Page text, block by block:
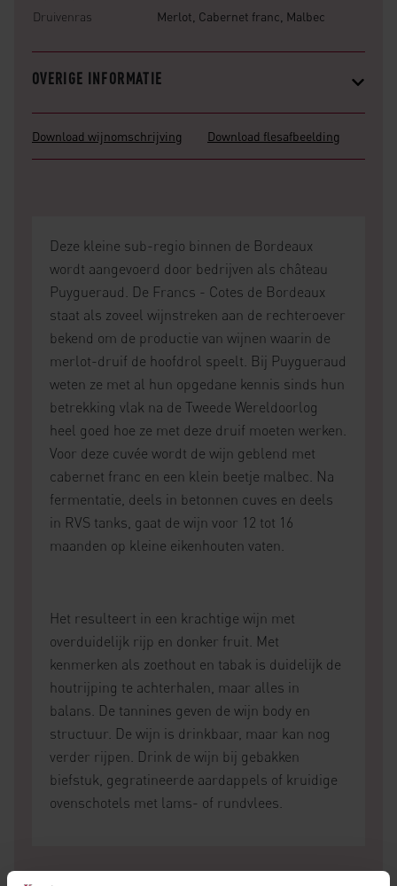
Druivenras
Merlot, Cabernet franc, Malbec
OVERIGE INFORMATIE
Download wijnomschrijving Download flesafbeelding
Deze kleine sub-regio binnen de Bordeaux
wordt aangevoerd door bedrijven als château
Puygueraud. De Francs - Cotes de Bordeaux
staat als zoveel wijnstreken aan de rechteroever
bekend om de productie van wijnen waarin de
merlot-druif de hoofdrol speelt. Bij Puygueraud
weten ze met al hun opgedane kennis sinds hun
betrekking vlak na de Tweede Wereldoorlog
heel goed hoe ze met deze druif moeten werken.
Voor deze cuvée wordt de wijn geblend met
cabernet franc en een klein beetje malbec. Na
fermentatie, deels in betonnen cuves en deels
in RVS tanks, gaat de wijn voor 12 tot 16
maanden op kleine eikenhouten vaten.
Het resulteert in een krachtige wijn met
overduidelijk rijp en donker fruit. Met
kenmerken als zoethout en tabak is duidelijk de
houtrijping te achterhalen, maar alles in
balans. De tannines geven de wijn body en
structuur. De wijn is drinkbaar, maar kan nog
verder rijpen. Drink de wijn bij gebakken
biefstuk, gegratineerde aardappels of kruidige
ovenschotels met lams- of rundvlees.